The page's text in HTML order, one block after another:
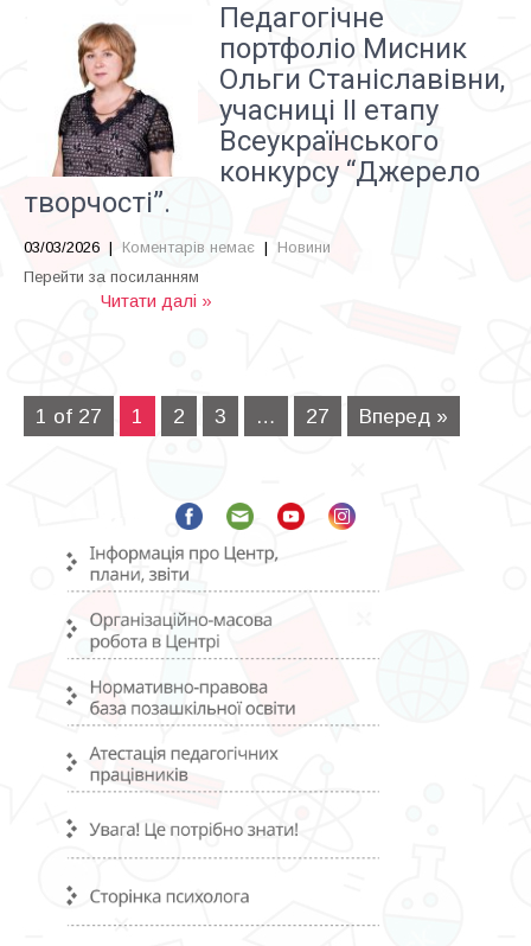
Педагогічне
портфоліо Мисник
Ольги Станіславівни,
учасниці ІІ етапу
Всеукраїнського
конкурсу “Джерело
творчості”.
03/03/2026 | Коментарів немає | Новини
Перейти за посиланням
Читати далі »
1 of 27 1 2 3 … 27 Вперед »